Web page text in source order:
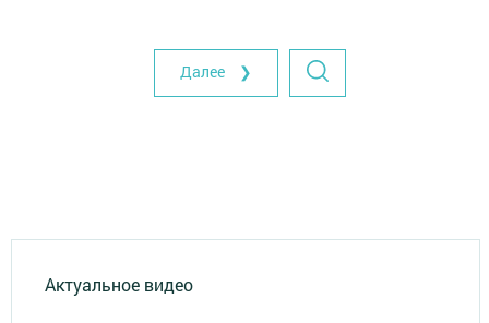
Далее ❯
Актуальное видео